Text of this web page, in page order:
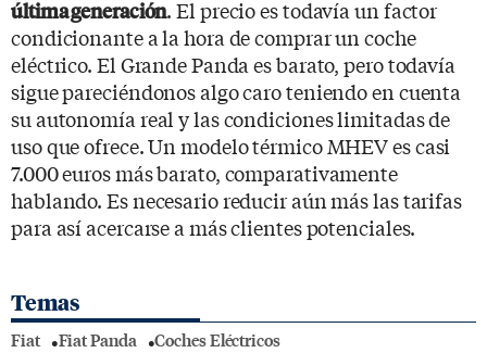
última generación. El precio es todavía un factor
condicionante a la hora de comprar un coche
eléctrico. El Grande Panda es barato, pero todavía
sigue pareciéndonos algo caro teniendo en cuenta
su autonomía real y las condiciones limitadas de
uso que ofrece. Un modelo térmico MHEV es casi
7.000 euros más barato, comparativamente
hablando. Es necesario reducir aún más las tarifas
para así acercarse a más clientes potenciales.
Temas
Fiat Fiat Panda Coches Eléctricos